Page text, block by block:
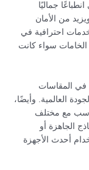
جماليًا
من الأمان
احترافية في
سواء كانت
في المقاسات
العالمية. وأيضًا،
مع مختلف
الجاهزة أو
أحدث الأجهزة